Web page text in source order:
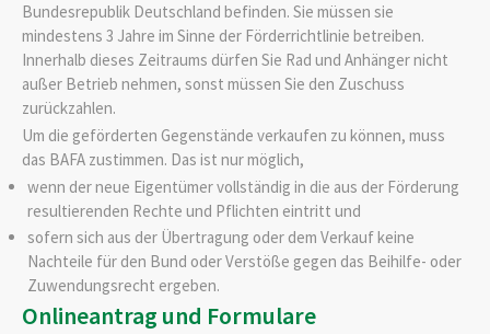
Bundesrepublik Deutschland befinden. Sie müssen sie
mindestens 3 Jahre im Sinne der Förderrichtlinie betreiben.
Innerhalb dieses Zeitraums dürfen Sie Rad und Anhänger nicht
außer Betrieb nehmen, sonst müssen Sie den Zuschuss
zurückzahlen.
Um die geförderten Gegenstände verkaufen zu können, muss
das BAFA zustimmen. Das ist nur möglich,
wenn der neue Eigentümer vollständig in die aus der Förderung
resultierenden Rechte und Pflichten eintritt und
sofern sich aus der Übertragung oder dem Verkauf keine
Nachteile für den Bund oder Verstöße gegen das Beihilfe- oder
Zuwendungsrecht ergeben.
Onlineantrag und Formulare